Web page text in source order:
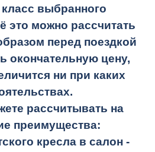
выбранного
это можно рассчитать
перед поездкой
окончательную цену,
ни при каких
рассчитывать на
преимущества:
кресла в салон -